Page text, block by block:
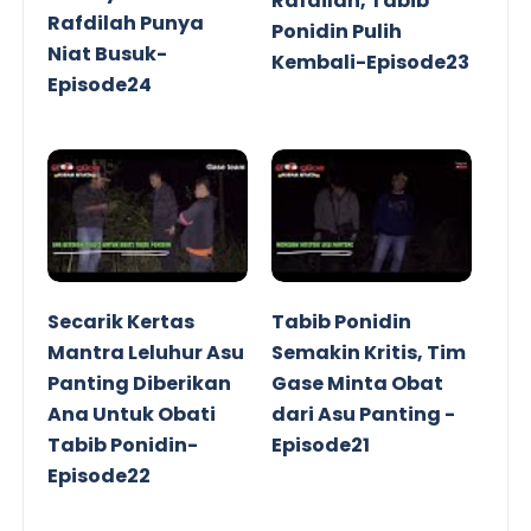
Rafdilah Punya
Niat Busuk-
Episode24
Ponidin Pulih
Kembali-Episode23
Secarik Kertas
Mantra Leluhur Asu
Panting Diberikan
Ana Untuk Obati
Tabib Ponidin-
Episode22
Tabib Ponidin
Semakin Kritis, Tim
Gase Minta Obat
dari Asu Panting -
Episode21